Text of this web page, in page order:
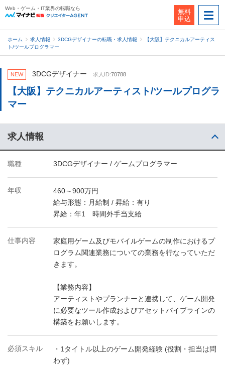
Web・ゲーム・IT業界の転職なら
無料
申込
ホーム 求人情報 3DCGデザイナーの転職・求人情報
【大阪】テクニカルアーティス
ト/ツールプログラマー
NEW 3DCGデザイナー 求人ID:70788
【大阪】テクニカルアーティスト/ツールプログラ
マー
求人情報
職種 3DCGデザイナー / ゲームプログラマー
年収
460～900万円
給与形態：月給制 / 昇給：有り
昇給：年1 時間外手当支給
仕事内容
家庭用ゲーム及びモバイルゲームの制作におけるプ
ログラム関連業務についての業務を行なっていただ
きます。
【業務内容】
アーティストやプランナーと連携して、ゲーム開発
に必要なツール作成およびアセットパイプラインの
構築をお願いします。
必須スキル
・1タイトル以上のゲーム開発経験 (役割・担当は問
わず)